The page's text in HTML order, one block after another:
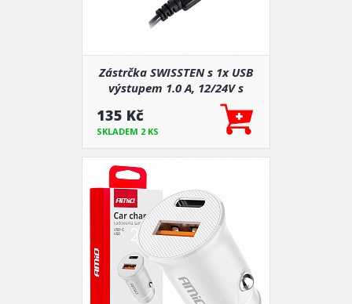
Zástrčka SWISSTEN s 1x USB
výstupem 1.0 A, 12/24V s
kabelem microUSB, 44055
135 Kč
SKLADEM 2 KS